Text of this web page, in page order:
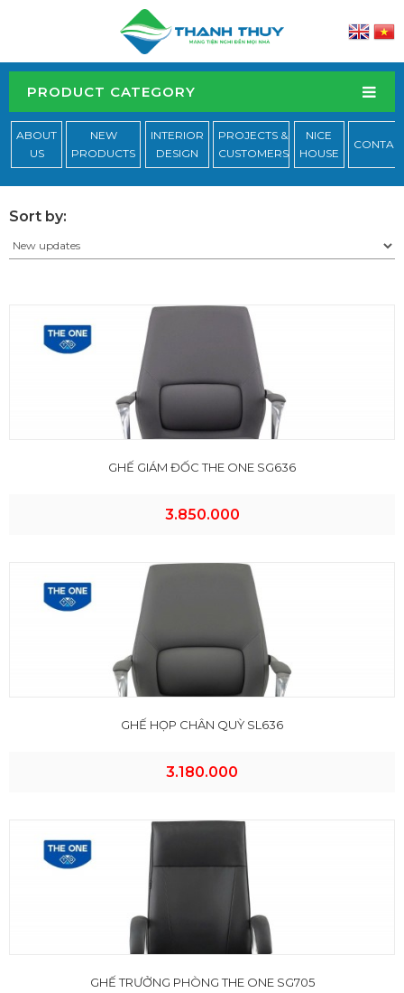
PRODUCT CATEGORY
ABOUT
US
NEW
PRODUCTS
INTERIOR
DESIGN
PROJECTS &
CUSTOMERS
NICE
HOUSE
Sort by:
GHẾ GIÁM ĐỐC THE ONE SG636
3.850.000
GHẾ HỌP CHÂN QUỲ SL636
3.180.000
GHẾ TRƯỞNG PHÒNG THE ONE SG705